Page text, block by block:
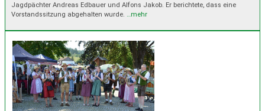
Jagdpächter Andreas Edbauer und Alfons Jakob. Er berichtete, dass eine
Vorstandssitzung abgehalten wurde. …mehr